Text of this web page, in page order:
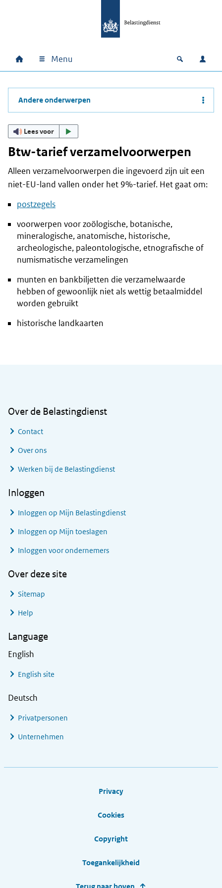
Hoofdnavigatie
Home Menu Open
Andere onderwerpen
Lees voor
Btw-tarief verzamelvoorwerpen
Alleen verzamelvoorwerpen die ingevoerd zijn uit een
niet-EU-land vallen onder het 9%-tarief. Het gaat om:
postzegels
voorwerpen voor zoölogische, botanische,
mineralogische, anatomische, historische,
archeologische, paleontologische, etnografische of
numismatische verzamelingen
munten en bankbiljetten die verzamelwaarde
hebben of gewoonlijk niet als wettig betaalmiddel
worden gebruikt
historische landkaarten
Over de Belastingdienst
Contact
Over ons
Werken bij de Belastingdienst
Inloggen
Inloggen op Mijn Belastingdienst
Inloggen op Mijn toeslagen
Inloggen voor ondernemers
Over deze site
Sitemap
Help
Language
English
English site
Deutsch
Privatpersonen
Unternehmen
Privacy
Cookies
Copyright
Toegankelijkheid